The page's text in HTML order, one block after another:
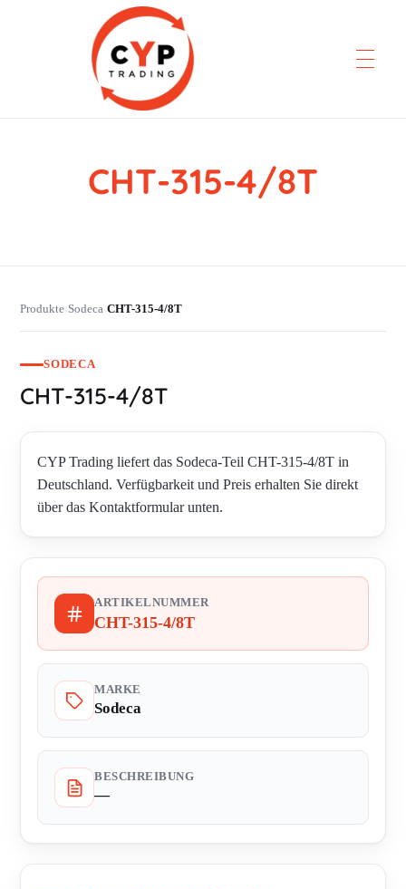
CYP Trading
Professionelle Ersatzteilbeschaffung
CHT-315-4/8T
Produkte›Sodeca›CHT-315-4/8T
SODECA
CHT-315-4/8T
CYP Trading liefert das Sodeca-Teil CHT-315-4/8T in
Deutschland. Verfügbarkeit und Preis erhalten Sie direkt
über das Kontaktformular unten.
ARTIKELNUMMER
CHT-315-4/8T
MARKE
Sodeca
BESCHREIBUNG
—